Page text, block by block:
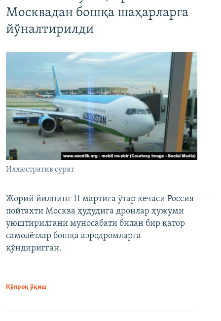
Москвадан бошқа шаҳарларга
йўналтирилди
Иллюстратив сурат
Жорий йилнинг 11 мартига ўтар кечаси Россия
пойтахти Москва ҳудудига дронлар ҳужуми
уюштирилгани муносабати билан бир қатор
самолётлар бошқа аэродромларга
қўндиригган.
Кўпроқ ўқиш